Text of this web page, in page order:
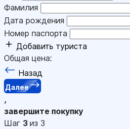
Фамилия
Дата рождения
Номер паспорта
Добавить туриста
Общая цена:
Назад
Далее
,
завершите покупку
Шаг 3 из 3